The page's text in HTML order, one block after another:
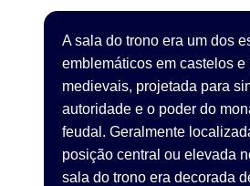
A sala do trono era um dos
emblemáticos em castelos e
medievais, projetada para
autoridade e o poder do
feudal. Geralmente
posição central ou elevada
sala do trono era decorada